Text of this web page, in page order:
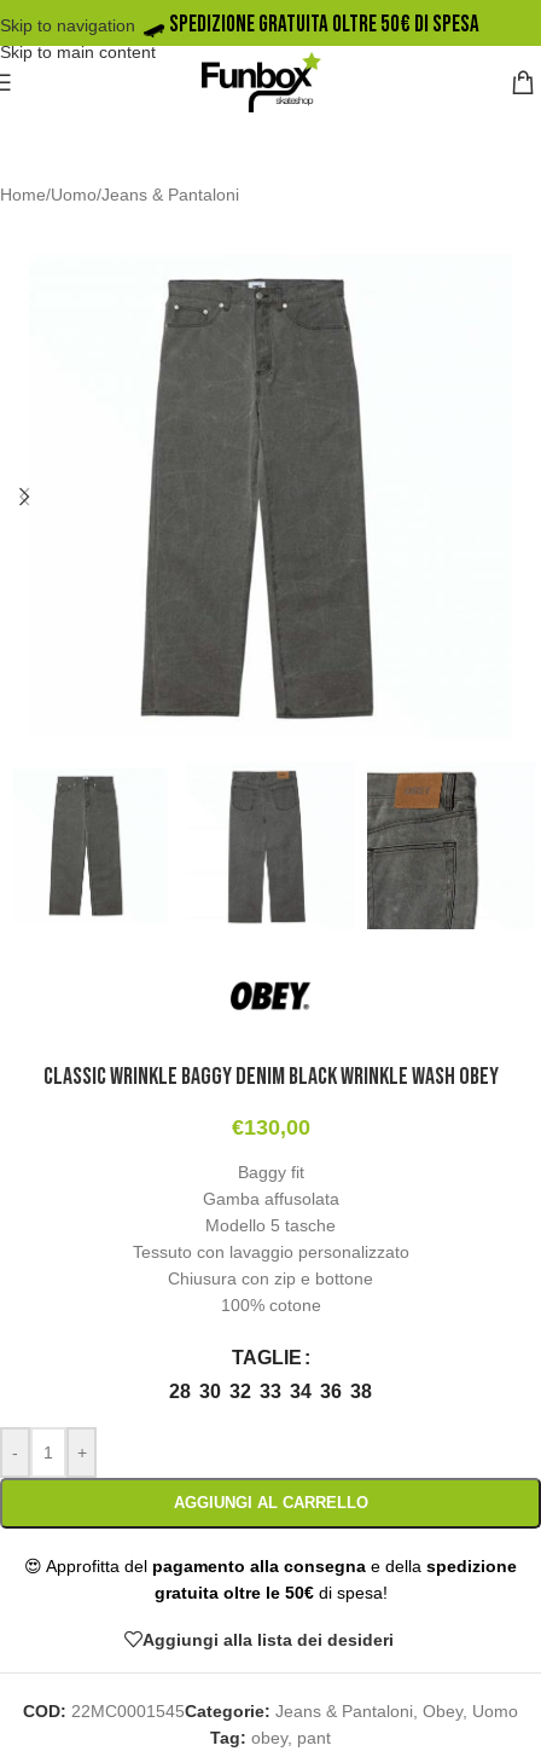
Skip to navigation
Skip to main content
🛹️ SPEDIZIONE GRATUITA OLTRE 50€ DI SPESA
Home/Uomo/Jeans & Pantaloni
Classic Wrinkle Baggy Denim Black Wrinkle Wash Obey
€130,00
Baggy fit
Gamba affusolata
Modello 5 tasche
Tessuto con lavaggio personalizzato
Chiusura con zip e bottone
100% cotone
TAGLIE
28 30 32 33 34 36 38
- +
AGGIUNGI AL CARRELLO
😍 Approfitta del pagamento alla consegna e della spedizione
gratuita oltre le 50€di spesa!
Aggiungi alla lista dei desideri
COD: 22MC0001545Categorie: Jeans & Pantaloni, Obey, Uomo
Tag: obey, pant